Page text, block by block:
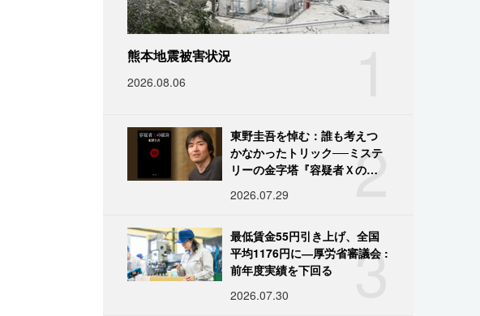
熊本地震被害状況
2026.08.06
2
東野圭吾を悼む：誰も考えつ
かなかったトリック──ミステ
リーの金字塔『容疑者Ｘの献
2026.07.29
3
最低賃金55円引き上げ、全国
平均1176円に―厚労省審議会 :
前年度実績を下回る
2026.07.30